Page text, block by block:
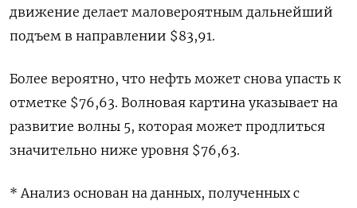
движение делает маловероятным дальнейший
подъем в направлении $83,91.
Более вероятно, что нефть может снова упасть к
отметке $76,63. Волновая картина указывает на
развитие волны 5, которая может продлиться
значительно ниже уровня $76,63.
* Анализ основан на данных, полученных с